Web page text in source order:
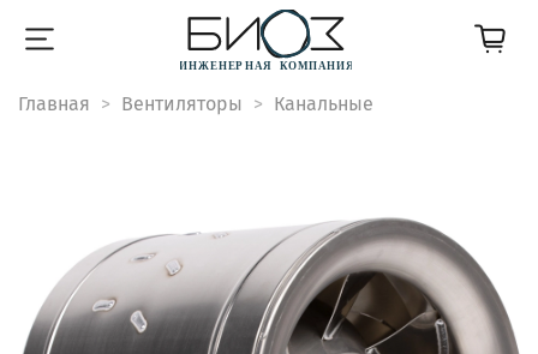
Главная Вентиляторы Канальные